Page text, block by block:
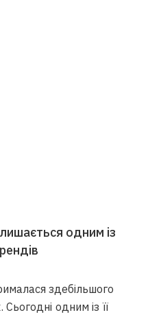
одним із
здебільшого
одним із її